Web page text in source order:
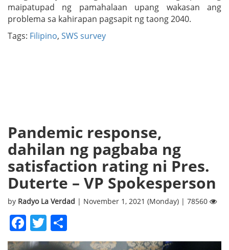
maipatupad ng pamahalaan upang wakasan ang
problema sa kahirapan pagsapit ng taong 2040.
Tags: Filipino, SWS survey
Pandemic response,
dahilan ng pagbaba ng
satisfaction rating ni Pres.
Duterte – VP Spokesperson
by Radyo La Verdad | November 1, 2021 (Monday) | 78560
Facebook
Twitter